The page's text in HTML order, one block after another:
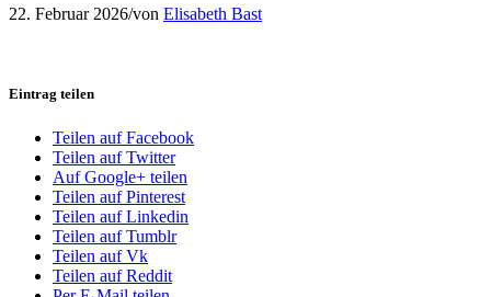
22. Februar 2026/von Elisabeth Bast
Eintrag teilen
Teilen auf Facebook
Teilen auf Twitter
Auf Google+ teilen
Teilen auf Pinterest
Teilen auf Linkedin
Teilen auf Tumblr
Teilen auf Vk
Teilen auf Reddit